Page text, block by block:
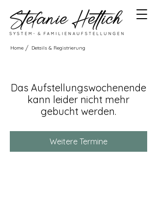
Home / Details & Registrierung
Das Aufstellungswochenende
kann leider nicht mehr
gebucht werden.
Weitere Termine